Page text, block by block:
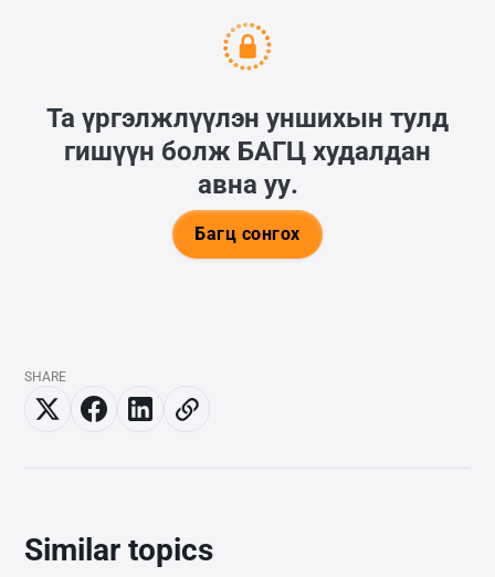
Та үргэлжлүүлэн уншихын тулд
гишүүн болж БАГЦ худалдан
авна уу.
Багц сонгох
SHARE
Similar topics